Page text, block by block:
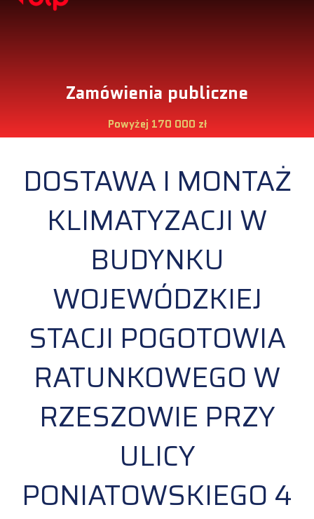
Zamówienia publiczne
Powyżej 170 000 zł
DOSTAWA I MONTAŻ
KLIMATYZACJI W
BUDYNKU
WOJEWÓDZKIEJ
STACJI POGOTOWIA
RATUNKOWEGO W
RZESZOWIE PRZY
ULICY
PONIATOWSKIEGO 4